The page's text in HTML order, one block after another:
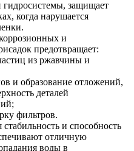
гидросистемы, защищает
когда нарушается
и
предотвращает:
из ржавчины и
и образование отложений,
деталей
фильтров.
и способность
отличную
воды в